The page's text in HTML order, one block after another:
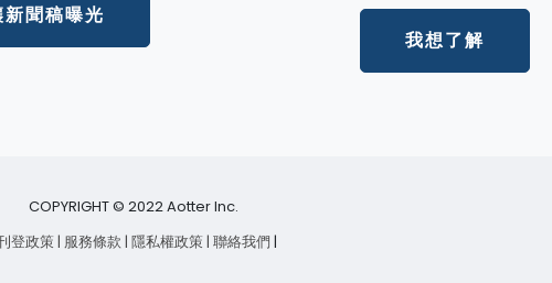
新聞稿曝光
我想了解
COPYRIGHT © 2022 Aotter Inc.
登政策| 服務條款| 隱私權政策| 聯絡我們 |